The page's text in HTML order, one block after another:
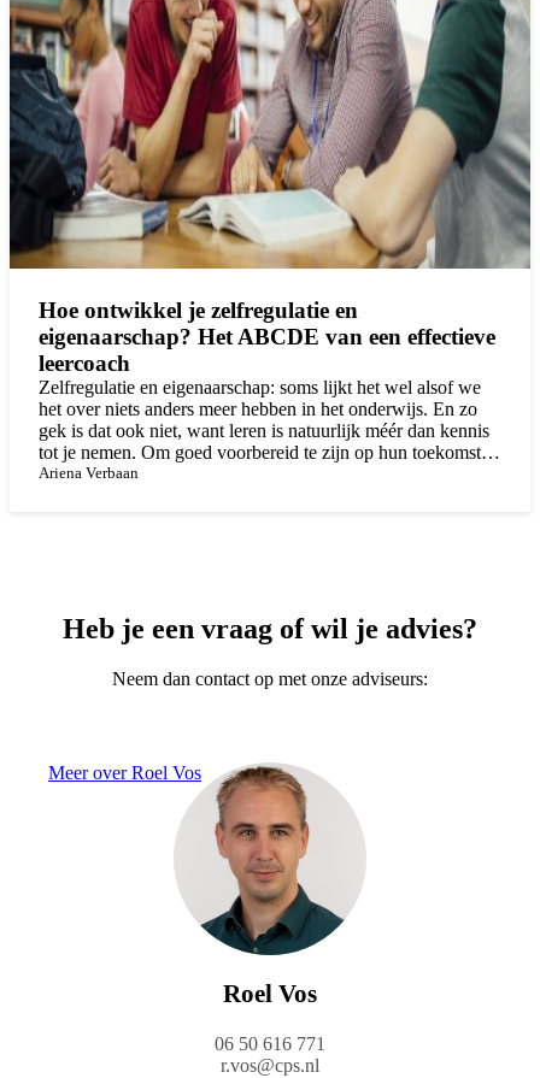
Hoe ontwikkel je zelfregulatie en
eigenaarschap? Het ABCDE van een effectieve
leercoach
Zelfregulatie en eigenaarschap: soms lijkt het wel alsof we
het over niets anders meer hebben in het onderwijs. En zo
gek is dat ook niet, want leren is natuurlijk méér dan kennis
tot je nemen. Om goed voorbereid te zijn op hun toekomst is
het essentieel dat leerlingen zélf grip hebben op de manier
Ariena Verbaan
Heb je een vraag of wil je advies?
Neem dan contact op met onze adviseurs:
Meer over Roel Vos
Roel Vos
06 50 616 771
r.vos@cps.nl